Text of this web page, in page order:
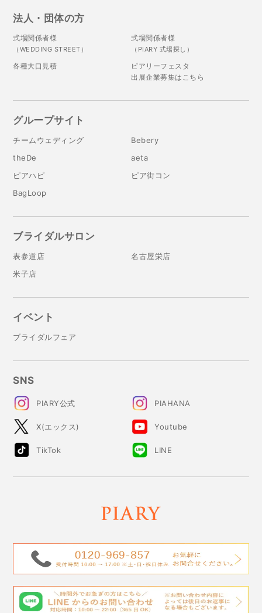
法人・団体の方
式場関係者様
（WEDDING STREET）
式場関係者様
（PIARY 式場探し）
各種大口見積
ピアリーフェスタ
出展企業募集はこちら
グループサイト
チームウェディング
Bebery
theDe
aeta
ピアハピ
ピア街コン
BagLoop
ブライダルサロン
表参道店
名古屋栄店
米子店
イベント
ブライダルフェア
SNS
PIARY公式 PIAHANA
X(エックス) Youtube
TikTok LINE